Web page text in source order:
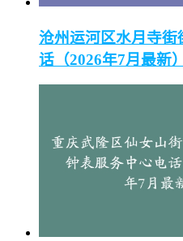
沧州运河区水月寺
话（2026年7月最新）